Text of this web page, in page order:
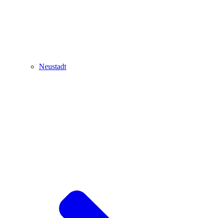
Neustadt